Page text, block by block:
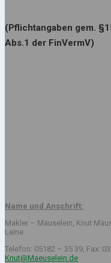
(Pflichtangaben gem.
Abs.1 der FinVermV)
Name und Anschrift:
Makler – Mäuselein, Knut
Leine
Telefon: 05182 – 35 39, Fax:
Knut@Maeuselein.de